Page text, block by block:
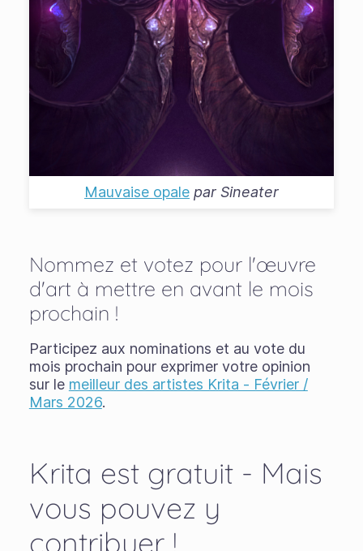
Mauvaise opale par Sineater
Nommez et votez pour l'œuvre
d'art à mettre en avant le mois
prochain !
Participez aux nominations et au vote du
mois prochain pour exprimer votre opinion
sur le meilleur des artistes Krita - Février /
Mars 2026.
Krita est gratuit - Mais
vous pouvez y
contribuer !